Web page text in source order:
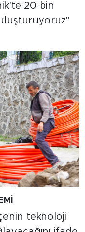
20 bin
teknoloji